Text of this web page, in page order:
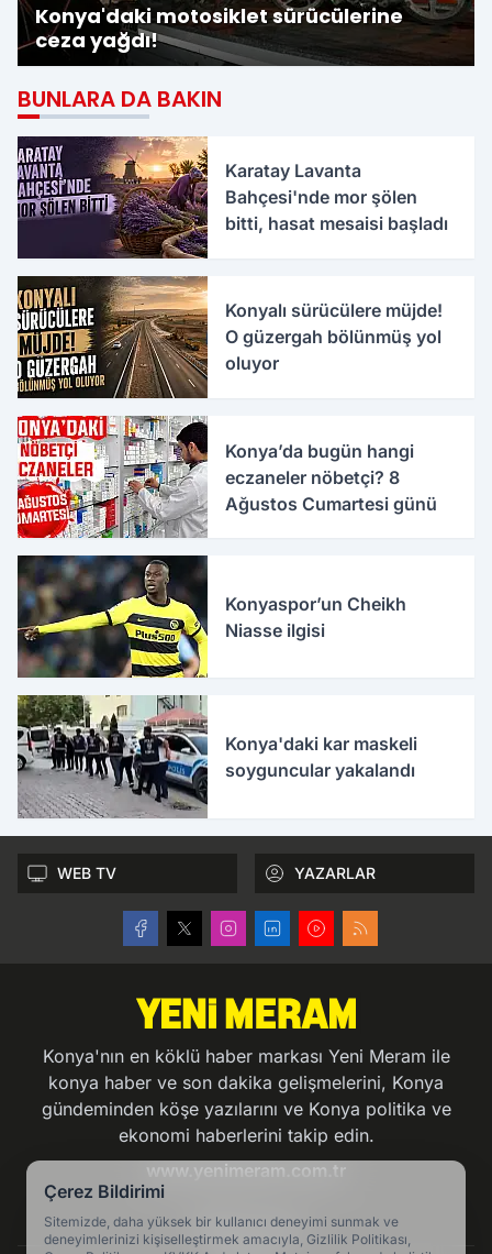
Konya'daki motosiklet sürücülerine
ceza yağdı!
BUNLARA DA BAKIN
Karatay Lavanta
Bahçesi'nde mor şölen
bitti, hasat mesaisi başladı
Konyalı sürücülere müjde!
O güzergah bölünmüş yol
oluyor
Konya’da bugün hangi
eczaneler nöbetçi? 8
Ağustos Cumartesi günü
Konyaspor’un Cheikh
Niasse ilgisi
Konya'daki kar maskeli
soyguncular yakalandı
WEB TV YAZARLAR
Konya'nın en köklü haber markası Yeni Meram ile
konya haber ve son dakika gelişmelerini, Konya
gündeminden köşe yazılarını ve Konya politika ve
ekonomi haberlerini takip edin.
www.yenimeram.com.tr
Hakkımızda
Çerez Bildirimi
Sitemizde, daha yüksek bir kullanıcı deneyimi sunmak ve
deneyimlerinizi kişiselleştirmek amacıyla, Gizlilik Politikası,